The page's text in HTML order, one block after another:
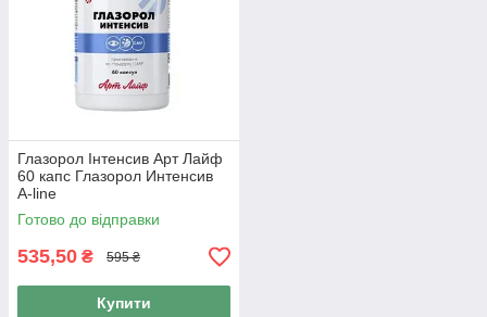
Глазорол Інтенсив Арт Лайф
60 капс Глазорол Интенсив
A-line
Готово до відправки
535,50 ₴ 595 ₴
Купити